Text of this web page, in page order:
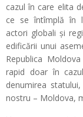
cazul în care elita
ce se întîmplă în
actori globali și
edificării unui
Republica
rapid doar în
denumirea
nostru – Moldova,